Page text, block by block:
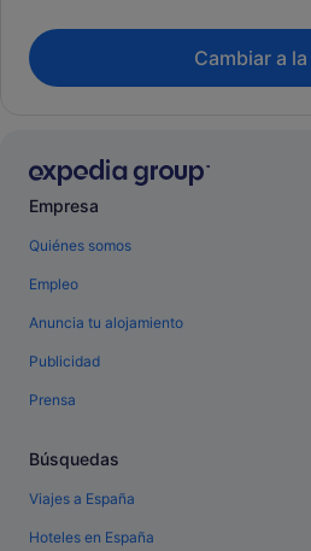
Cambiar a
Empresa
Quiénes somos
Empleo
Anuncia tu alojamiento
Publicidad
Prensa
Búsquedas
Viajes a España
Hoteles en España